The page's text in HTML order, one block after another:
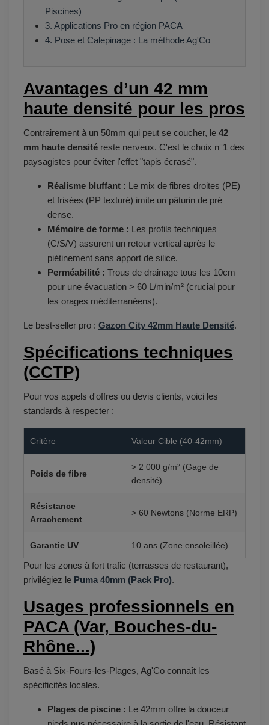
Piscines)
3. Applications Pro en région PACA
4. Pose et Calepinage : La méthode Ag'Co
Avantages d’un 42 mm
haute densité pour les pros
Contrairement à un 50mm qui peut se coucher, le 42
mm haute densité reste nerveux. C'est le choix n°1 des
paysagistes pour éviter l'effet "tapis écrasé".
Réalisme bluffant : Le mix de fibres droites (PE)
et frisées (PP texturé) imite un pâturin de pré
dense.
Mémoire de forme : Les profils techniques
(C/S/V) assurent un retour vertical après le
piétinement sans apport de silice.
Perméabilité : Trous de drainage tous les 10cm
pour une évacuation > 60 L/min/m² (crucial pour
les orages méditerranéens).
Le best-seller pro : Gazon City 42mm Haute Densité.
Spécifications techniques
(CCTP)
Pour vos appels d'offres ou devis clients, voici les
standards à respecter :
Critère Valeur Cible (40-42mm)
Poids de fibre
> 2 000 g/m² (Gage de
densité)
Résistance
Arrachement
> 60 Newtons (Norme ERP)
Garantie UV 10 ans (Zone ensoleillée)
Pour les zones à fort trafic (terrasses de restaurant),
privilégiez le Puma 40mm (Pack Pro).
Usages professionnels en
PACA (Var, Bouches-du-
Rhône...)
Basé à Six-Fours-les-Plages, Ag'Co connaît les
spécificités locales.
Plages de piscine : Le 42mm offre la douceur